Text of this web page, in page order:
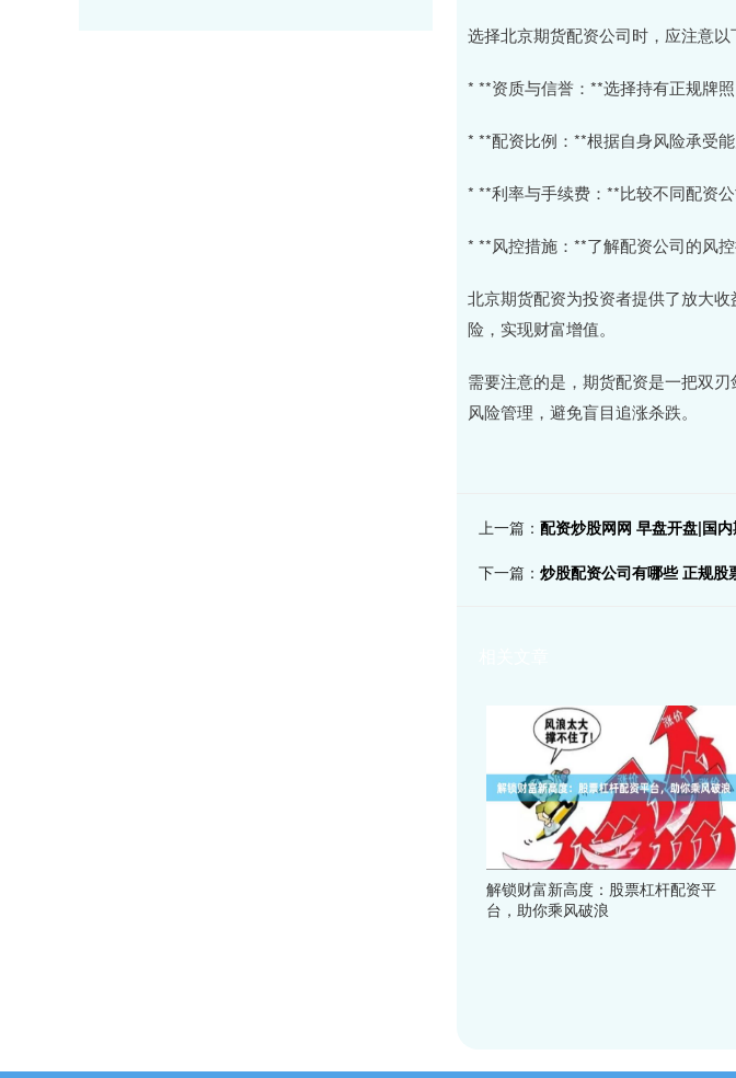
选择北京期货配资公司时，应注意以
* **资质与信誉：**选择持有正规牌照
* **配资比例：**根据自身风险承受
* **利率与手续费：**比较不同配资
* **风控措施：**了解配资公司的风控
北京期货配资为投资者提供了放大
险，实现财富增值。
需要注意的是，期货配资是一把双
风险管理，避免盲目追涨杀跌。
上一篇： 配资炒股网网 早盘开盘|国
下一篇： 炒股配资公司有哪些 正规
解锁财富新高度：股票杠杆配资平
台，助你乘风破浪